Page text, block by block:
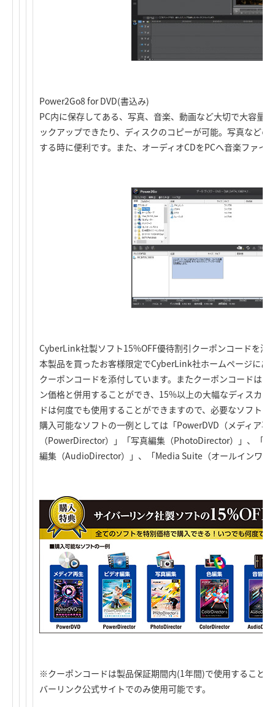
Power2Go8 for DVD(書込み)
PC内に保存してある、写真、音楽、動画など大切で大容量
ックアップできたり、ディスクのコピーが可能。写真など
する時に便利です。また、オーディオCDをPCへ音楽ファイ
CyberLink社製ソフト15%OFF優待割引クーポンコードを添
本製品を買ったお客様限定でCyberLink社ホームページにあ
クーポンコードを添付しています。またクーポンコードは
ン価格と併用することができ、15%以上の大幅なディスカ
ドは何度でも使用することができますので、必要なソフト
購入可能なソフトの一例としては「PowerDVD（メディア再
（PowerDirector）」「写真編集（PhotoDirector）」、「
編集（AudioDirector）」、「Media Suite（オールインワン
※クーポンコードは製品保証期間内(1年間)で使用すること
バーリンク公式サイトでのみ使用可能です。